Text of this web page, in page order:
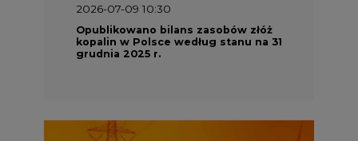
2026-07-09 10:30
Opublikowano bilans zasobów złóż
kopalin w Polsce według stanu na 31
grudnia 2025 r.